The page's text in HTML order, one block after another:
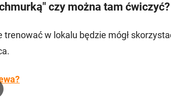
czy można tam ćwiczyć?
trenować w lokalu będzie mógł